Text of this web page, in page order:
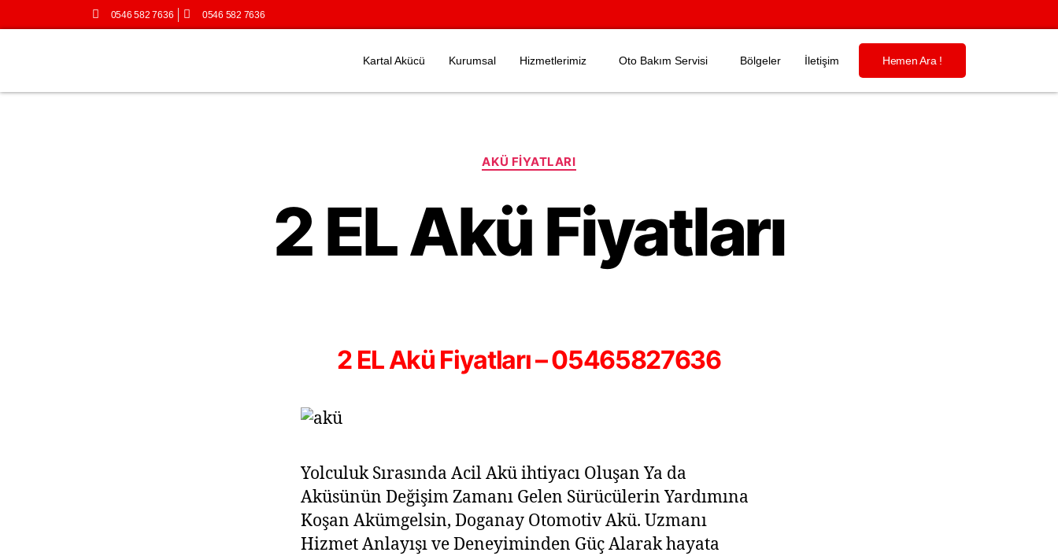
0546 582 7636 0546 582 7636
Kartal Akücü Kurumsal Hizmetlerimiz Oto Bakım Servisi Bölgeler İletişim Hemen Ara !
AKÜ FIYATLARI
2 EL Akü Fiyatları
2 EL Akü Fiyatları – 05465827636
Yolculuk Sırasında Acil Akü ihtiyacı Oluşan Ya da
Aküsünün Değişim Zamanı Gelen Sürücülerin Yardımına
Koşan Akümgelsin, Doganay Otomotiv Akü. Uzmanı
Hizmet Anlayışı ve Deneyiminden Güç Alarak hayata